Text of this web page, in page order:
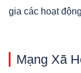
gia các hoạt
Mạng Xã